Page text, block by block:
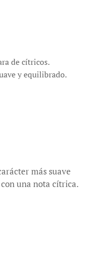
de cítricos.
y equilibrado.
más suave
una nota cítrica.